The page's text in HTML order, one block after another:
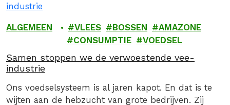
ALGEMEEN VLEES BOSSEN
AMAZONE
CONSUMPTIE
VOEDSEL
Samen stoppen we de verwoestende vee-
industrie
Ons voedselsysteem is al jaren kapot. En dat is te
wijten aan de hebzucht van grote bedrijven. Zij